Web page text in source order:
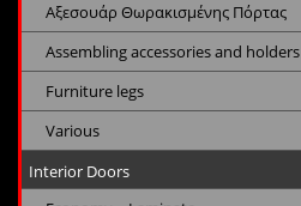
Αξεσουάρ Θωρακισμένης Πόρτας
Assembling accessories and holders
Furniture legs
Various
Interior Doors